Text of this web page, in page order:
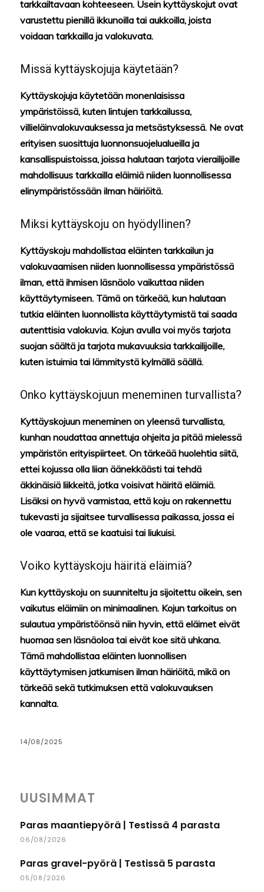
tarkkailtavaan kohteeseen. Usein kyttäyskojut ovat
varustettu pienillä ikkunoilla tai aukkoilla, joista
voidaan tarkkailla ja valokuvata.
Missä kyttäyskojuja käytetään?
Kyttäyskojuja käytetään monenlaisissa
ympäristöissä, kuten lintujen tarkkailussa,
villieläinvalokuvauksessa ja metsästyksessä. Ne ovat
erityisen suosittuja luonnonsuojelualueilla ja
kansallispuistoissa, joissa halutaan tarjota vierailijoille
mahdollisuus tarkkailla eläimiä niiden luonnollisessa
elinympäristössään ilman häiriöitä.
Miksi kyttäyskoju on hyödyllinen?
Kyttäyskoju mahdollistaa eläinten tarkkailun ja
valokuvaamisen niiden luonnollisessa ympäristössä
ilman, että ihmisen läsnäolo vaikuttaa niiden
käyttäytymiseen. Tämä on tärkeää, kun halutaan
tutkia eläinten luonnollista käyttäytymistä tai saada
autenttisia valokuvia. Kojun avulla voi myös tarjota
suojan säältä ja tarjota mukavuuksia tarkkailijoille,
kuten istuimia tai lämmitystä kylmällä säällä.
Onko kyttäyskojuun meneminen turvallista?
Kyttäyskojuun meneminen on yleensä turvallista,
kunhan noudattaa annettuja ohjeita ja pitää mielessä
ympäristön erityispiirteet. On tärkeää huolehtia siitä,
ettei kojussa olla liian äänekkäästi tai tehdä
äkkinäisiä liikkeitä, jotka voisivat häiritä eläimiä.
Lisäksi on hyvä varmistaa, että koju on rakennettu
tukevasti ja sijaitsee turvallisessa paikassa, jossa ei
ole vaaraa, että se kaatuisi tai liukuisi.
Voiko kyttäyskoju häiritä eläimiä?
Kun kyttäyskoju on suunniteltu ja sijoitettu oikein, sen
vaikutus eläimiin on minimaalinen. Kojun tarkoitus on
sulautua ympäristöönsä niin hyvin, että eläimet eivät
huomaa sen läsnäoloa tai eivät koe sitä uhkana.
Tämä mahdollistaa eläinten luonnollisen
käyttäytymisen jatkumisen ilman häiriöitä, mikä on
tärkeää sekä tutkimuksen että valokuvauksen
kannalta.
14/08/2025
UUSIMMAT
Paras maantiepyörä | Testissä 4 parasta
06/08/2026
Paras gravel-pyörä | Testissä 5 parasta
05/08/2026